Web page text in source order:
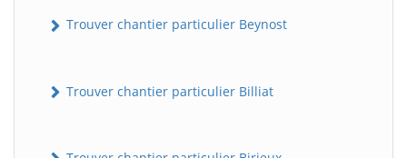
Trouver chantier particulier Beynost
Trouver chantier particulier Billiat